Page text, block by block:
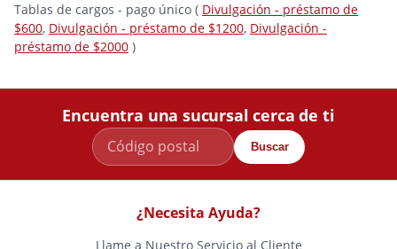
Tablas de cargos - pago único ( Divulgación - préstamo de
$600, Divulgación - préstamo de $1200, Divulgación -
préstamo de $2000 )
Encuentra una sucursal cerca de ti
Buscar
¿Necesita Ayuda?
Llame a Nuestro Servicio al Cliente